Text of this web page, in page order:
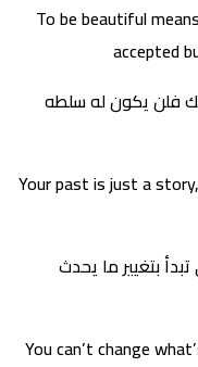
To be beautiful
accepted
فلن يكون له سلطه
Your past is just a
بتغيير ما يحدث
You can’t change